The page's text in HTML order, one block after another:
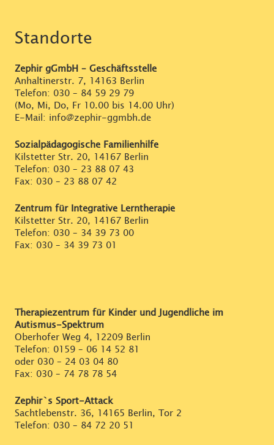
Standorte
Zephir gGmbH – Geschäftsstelle
Anhaltinerstr. 7, 14163 Berlin
Telefon: 030 – 84 59 29 79
(Mo, Mi, Do, Fr 10.00 bis 14.00 Uhr)
E-Mail: info@zephir-ggmbh.de
Sozialpädagogische Familienhilfe
Kilstetter Str. 20, 14167 Berlin
Telefon: 030 – 23 88 07 43
Fax: 030 – 23 88 07 42
Zentrum für Integrative Lerntherapie
Kilstetter Str. 20, 14167 Berlin
Telefon: 030 – 34 39 73 00
Fax: 030 – 34 39 73 01
Therapiezentrum für Kinder und Jugendliche im
Autismus-Spektrum
Oberhofer Weg 4, 12209 Berlin
Telefon: 0159 – 06 14 52 81
oder 030 – 24 03 04 80
Fax: 030 – 74 78 78 54
Zephir`s Sport-Attack
Sachtlebenstr. 36, 14165 Berlin, Tor 2
Telefon: 030 – 84 72 20 51